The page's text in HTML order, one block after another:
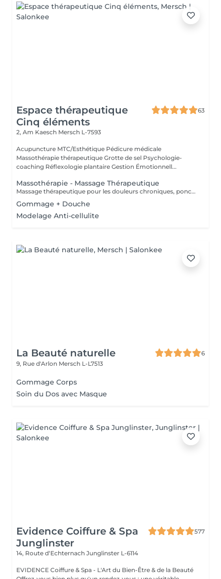
Espace thérapeutique
Cinq éléments
63
2, Am Kaesch Mersch L-7593
Acupuncture MTC/Esthétique Pédicure médicale
Massothérapie thérapeutique Grotte de sel Psychologie-
coaching Réflexologie plantaire Gestion Émotionnell...
Massothérapie - Massage Thérapeutique
Massage thérapeutique pour les douleurs chroniques, ponctuelles ou psycho-corporelle. Massage également anti-stress, pour relâcher l'esprit et vous connecter à votre corps. Accompagnement Phytothérapie et Diapasons thérapeutiques.
Gommage + Douche
Modelage Anti-cellulite
La Beauté naturelle
6
9, Rue d'Arlon Mersch L-L7513
Gommage Corps
Soin du Dos avec Masque
Evidence Coiffure & Spa
Junglinster
577
14, Route d‘Echternach Junglinster L-6114
EVIDENCE Coiffure & Spa - L'Art du Bien-Être & de la Beauté